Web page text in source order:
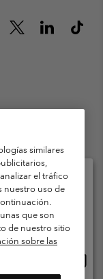
similares
el tráfico
nuestro uso de
que son
de nuestro sitio
sobre las
envío